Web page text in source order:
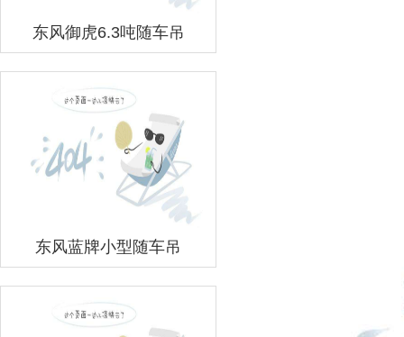
东风御虎6.3吨随车吊
东风蓝牌小型随车吊